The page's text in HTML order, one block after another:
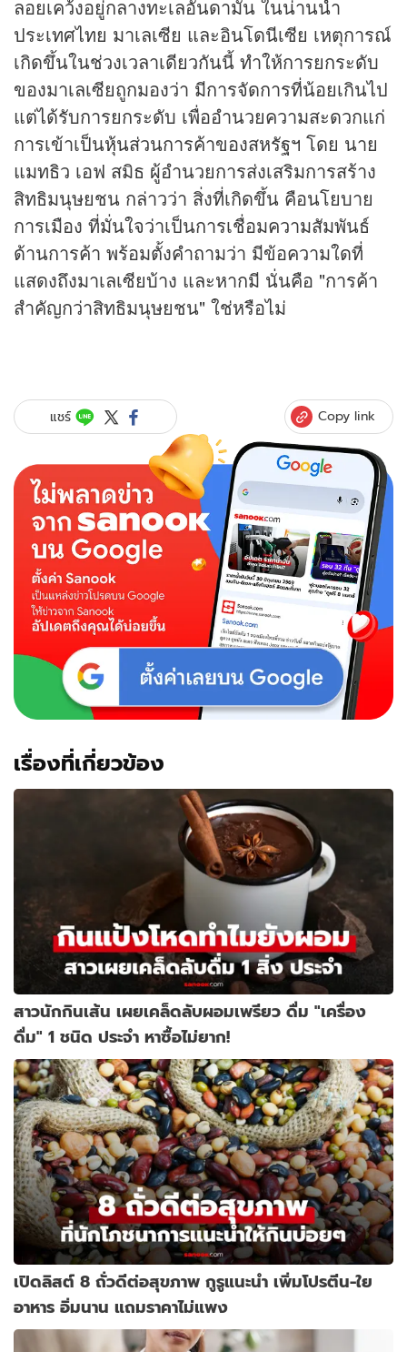
ลอยเคว้งอยู่กลางทะเลอันดามัน ในน่านน้ำ
ประเทศไทย มาเลเซีย และอินโดนีเซีย เหตุการณ์
เกิดขึ้นในช่วงเวลาเดียวกันนี้ ทำให้การยกระดับ
ของมาเลเซียถูกมองว่า มีการจัดการที่น้อยเกินไป
แต่ได้รับการยกระดับ เพื่ออำนวยความสะดวกแก่
การเข้าเป็นหุ้นส่วนการค้าของสหรัฐฯ โดย นาย
แมทธิว เอฟ สมิธ ผู้อำนวยการส่งเสริมการสร้าง
สิทธิมนุษยชน กล่าวว่า สิ่งที่เกิดขึ้น คือนโยบาย
การเมือง ที่มั่นใจว่าเป็นการเชื่อมความสัมพันธ์
ด้านการค้า พร้อมตั้งคำถามว่า มีข้อความใดที่
แสดงถึงมาเลเซียบ้าง และหากมี นั่นคือ "การค้า
สำคัญกว่าสิทธิมนุษยชน" ใช่หรือไม่
แชร์ Copy link
เรื่องที่เกี่ยวข้อง
สาวนักกินเส้น เผยเคล็ดลับผอมเพรียว ดื่ม "เครื่อง
ดื่ม" 1 ชนิด ประจำ หาซื้อไม่ยาก!
เปิดลิสต์ 8 ถั่วดีต่อสุขภาพ กูรูแนะนำ เพิ่มโปรตีน-ใย
อาหาร อิ่มนาน แถมราคาไม่แพง